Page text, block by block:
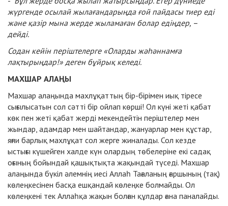
жүргенде осылайжылағандарыңда ғой пайдасы тиер еді
және қазір мына жерде жыламаған болар едіңдер, –
дейді.
Содан кейін періштелерге «Оларды жәһәннамға
лақтырыңдар!» деген бұйрық келеді.
МАХШАР АЛАҢЫ
Махшар алаңында махлұқаттың бір-бірімен иық тіресе
сығылысатын сол сәтті бір ойлап көрші! Ол күні жеті қабат
көк пен жеті қабат жерді мекендейтін періштелер мен
жындар, адамдар мен шайтандар, жануарлар мен құстар,
яғни барлық махлұқат сол жерге жиналады. Сол кезде
ыстығы күшейген халде күн олардың төбелеріне екі садақ
оғының бойындай қашықтықта жақындай түседі. Махшар
алаңында бүкіл әлемнің иесі Аллаһ Тағаланың ғаршының (тақ)
көлеңкесінен басқа ешқандай көлеңке болмайды. Ол
көлеңкені тек Аллаһқа жақын болған құлдар ғана паналайды.